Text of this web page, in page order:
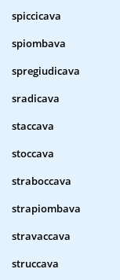
spiccicava
spiombava
spregiudicava
sradicava
staccava
stoccava
straboccava
strapiombava
stravaccava
struccava